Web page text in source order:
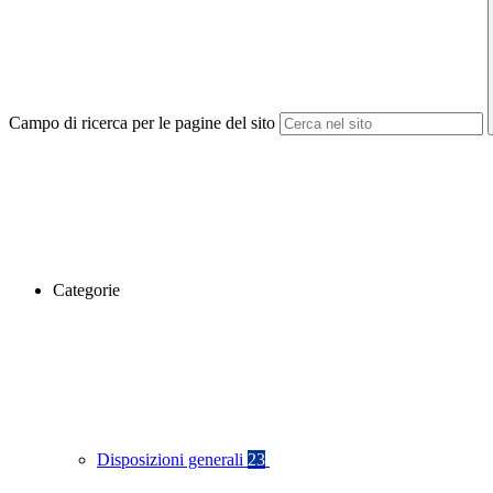
Campo di ricerca per le pagine del sito
Categorie
Disposizioni generali 23